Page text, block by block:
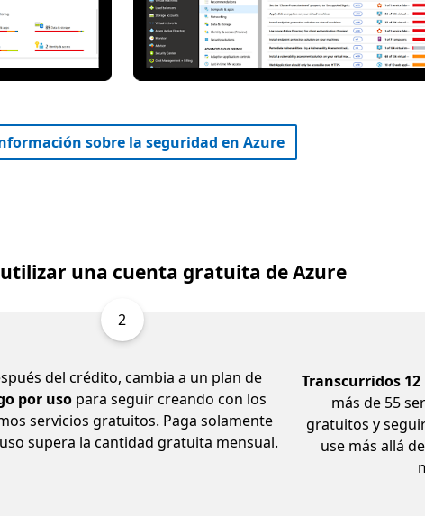
sobre la seguridad en Azure
una cuenta gratuita de Azure
2
del crédito, cambia a un plan de
por usopara seguir creando con los
servicios gratuitos. Paga solamente
supera la cantidad gratuita mensual.
Transcurridos 12
más de 55
gratuitos y
use más allá